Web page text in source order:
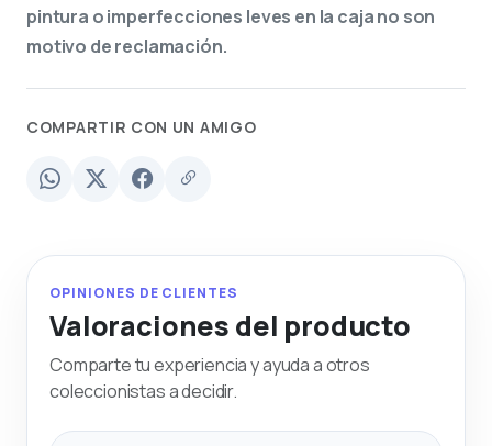
pintura o imperfecciones leves en la caja no son
motivo de reclamación.
COMPARTIR CON UN AMIGO
OPINIONES DE CLIENTES
Valoraciones del producto
Comparte tu experiencia y ayuda a otros
coleccionistas a decidir.